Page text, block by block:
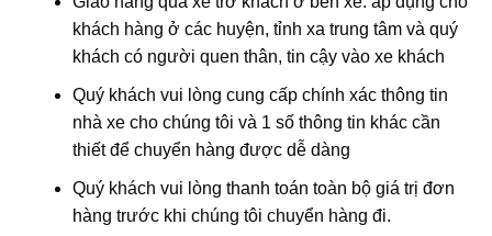
khách hàng ở các huyện, tỉnh xa trung tâm và quý
khách có người quen thân, tin cậy vào xe khách
Quý khách vui lòng cung cấp chính xác thông tin
nhà xe cho chúng tôi và 1 số thông tin khác cần
thiết để chuyển hàng được dễ dàng
Quý khách vui lòng thanh toán toàn bộ giá trị đơn
hàng trước khi chúng tôi chuyển hàng đi.